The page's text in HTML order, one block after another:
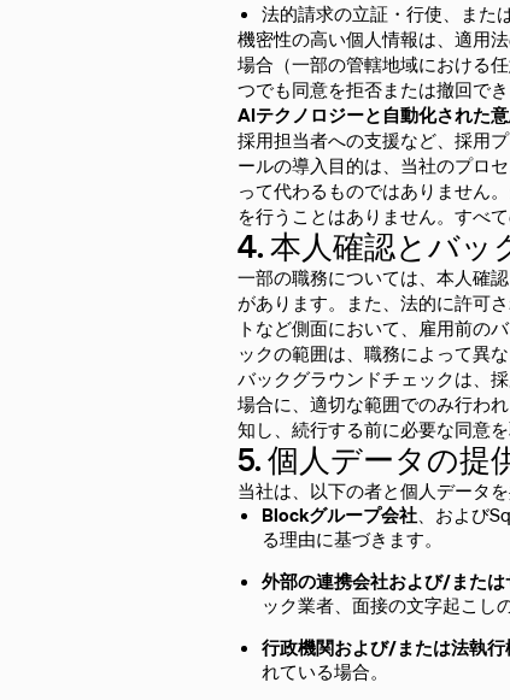
法的請求の立証・行使、または
機密性の高い個人情報は、適用
場合（一部の管轄地域における
つでも同意を拒否または撤回でき
AIテクノロジーと自動化された意
採用担当者への支援など、採用
ールの導入目的は、当社のプロ
って代わるものではありません
を行うことはありません。すべ
4. 本人確認とバッ
一部の職務については、本人確
があります。また、法的に許可
トなど側面において、雇用前の
ックの範囲は、職務によって異
バックグラウンドチェックは、
場合に、適切な範囲でのみ行わ
知し、続行する前に必要な同意を
5. 個人データの提
当社は、以下の者と個人データ
Blockグループ会社、および
る理由に基づきます。
外部の連携会社および/また
ック業者、面接の文字起こし
行政機関および/または法執行
れている場合。